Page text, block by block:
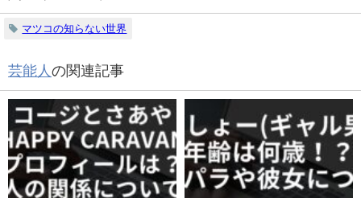
マツコの知らない世界
芸能人 の関連記事